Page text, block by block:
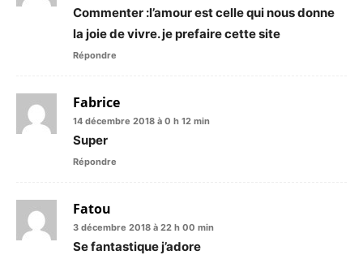
Commenter :l’amour est celle qui nous donne
la joie de vivre. je prefaire cette site
Répondre
Fabrice
14 décembre 2018 à 0 h 12 min
Super
Répondre
Fatou
3 décembre 2018 à 22 h 00 min
Se fantastique j’adore